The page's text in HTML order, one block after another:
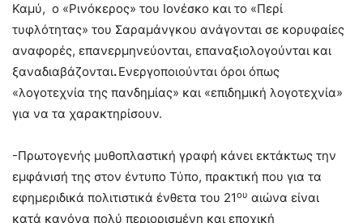
Καμύ, ο «Ρινόκερος» του Ιονέσκο και το «Περί
τυφλότητας» του Σαραμάνγκου ανάγονται σε κορυφαίες
αναφορές, επανερμηνεύονται, επαναξιολογούνται και
ξαναδιαβάζονται.Ενεργοποιούνται όροι όπως
«λογοτεχνία της πανδημίας» και «επιδημική λογοτεχνία»
για να τα χαρακτηρίσουν.
-Πρωτογενής μυθοπλαστική γραφή κάνει εκτάκτως την
εμφάνισή της στον έντυπο Τύπο, πρακτική που για τα
εφημεριδικά πολιτιστικά ένθετα του 21ου αιώνα είναι
κατά κανόνα πολύ περιορισμένη και εποχική